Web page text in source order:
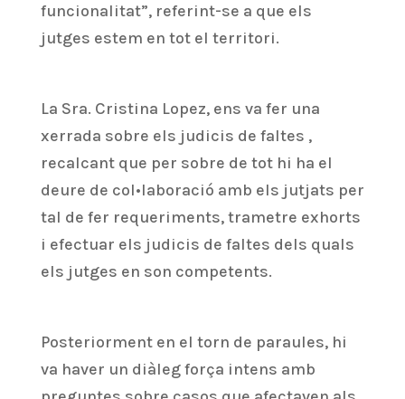
funcionalitat”, referint-se a que els
jutges estem en tot el territori.
La Sra. Cristina Lopez, ens va fer una
xerrada sobre els judicis de faltes ,
recalcant que per sobre de tot hi ha el
deure de col•laboració amb els jutjats per
tal de fer requeriments, trametre exhorts
i efectuar els judicis de faltes dels quals
els jutges en son competents.
Posteriorment en el torn de paraules, hi
va haver un diàleg força intens amb